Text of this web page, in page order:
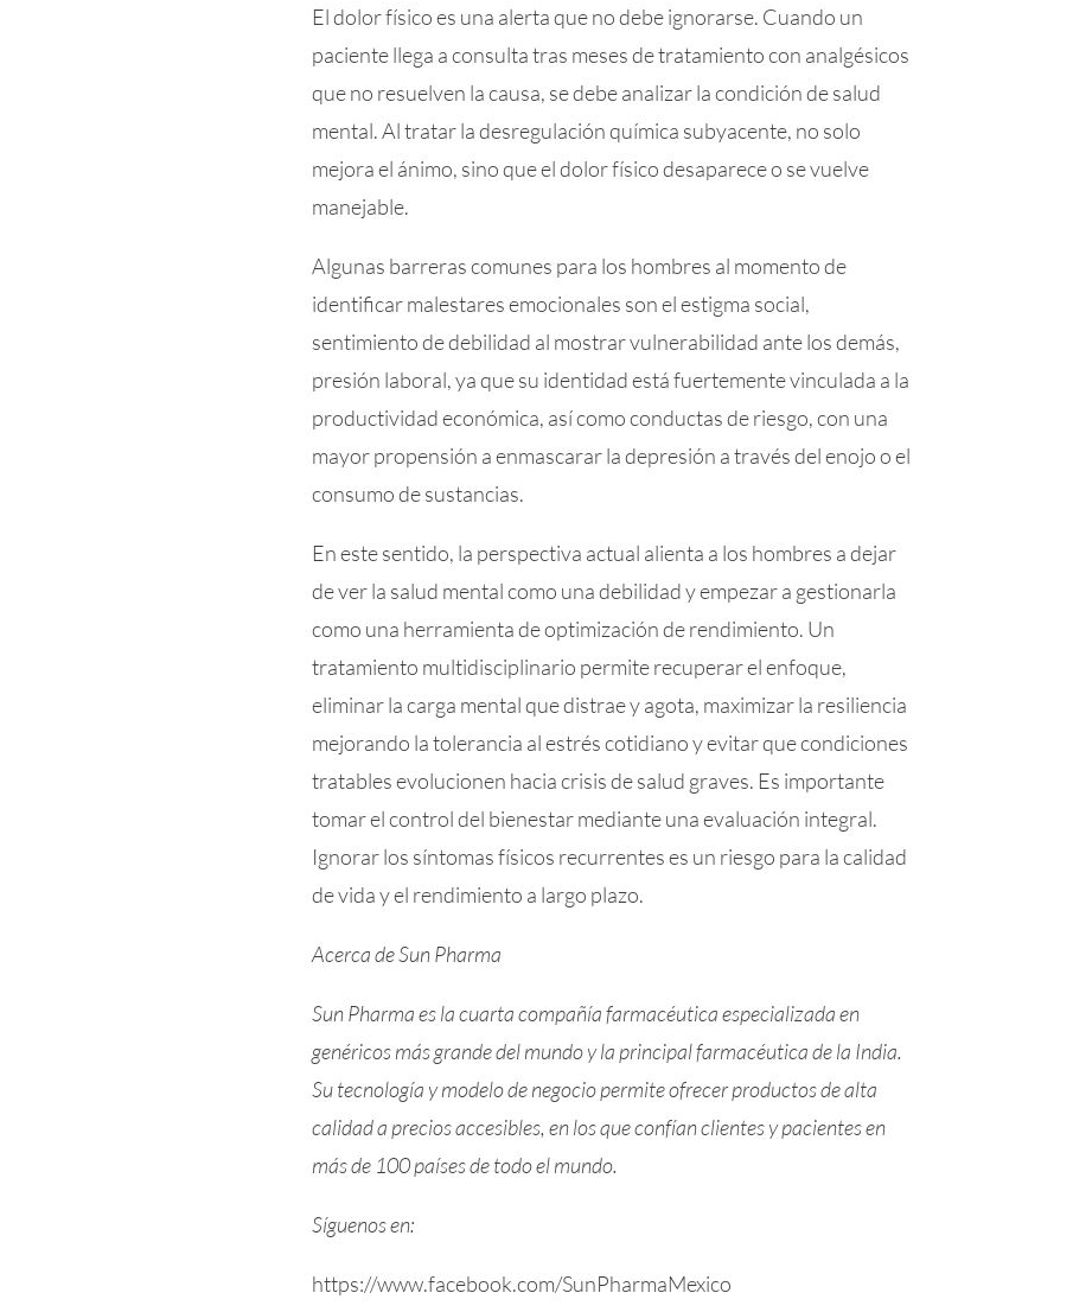
El dolor físico es una alerta que no debe ignorarse. Cuando un
paciente llega a consulta tras meses de tratamiento con analgésicos
que no resuelven la causa, se debe analizar la condición de salud
mental. Al tratar la desregulación química subyacente, no solo
mejora el ánimo, sino que el dolor físico desaparece o se vuelve
manejable.
Algunas barreras comunes para los hombres al momento de
identificar malestares emocionales son el estigma social,
sentimiento de debilidad al mostrar vulnerabilidad ante los demás,
presión laboral, ya que su identidad está fuertemente vinculada a la
productividad económica, así como conductas de riesgo, con una
mayor propensión a enmascarar la depresión a través del enojo o el
consumo de sustancias.
En este sentido, la perspectiva actual alienta a los hombres a dejar
de ver la salud mental como una debilidad y empezar a gestionarla
como una herramienta de optimización de rendimiento. Un
tratamiento multidisciplinario permite recuperar el enfoque,
eliminar la carga mental que distrae y agota, maximizar la resiliencia
mejorando la tolerancia al estrés cotidiano y evitar que condiciones
tratables evolucionen hacia crisis de salud graves. Es importante
tomar el control del bienestar mediante una evaluación integral.
Ignorar los síntomas físicos recurrentes es un riesgo para la calidad
de vida y el rendimiento a largo plazo.
Acerca de Sun Pharma
Sun Pharma es la cuarta compañía farmacéutica especializada en
genéricos más grande del mundo y la principal farmacéutica de la India.
Su tecnología y modelo de negocio permite ofrecer productos de alta
calidad a precios accesibles, en los que confían clientes y pacientes en
más de 100 países de todo el mundo.
Síguenos en:
https://www.facebook.com/SunPharmaMexico